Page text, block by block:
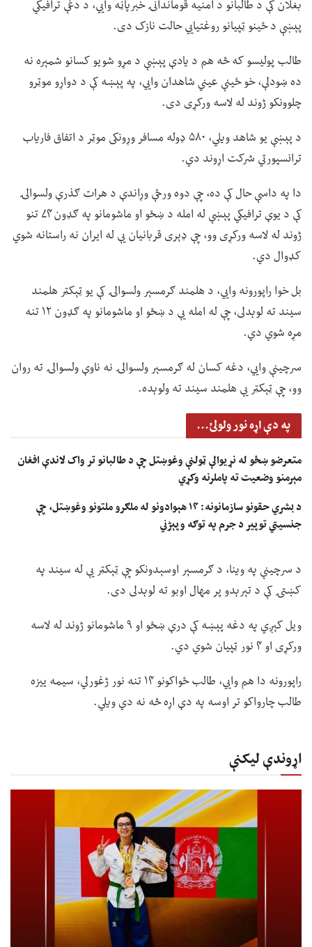
بغلان کې د طالبانو د امنیه قوماندانۍ خبرپاڼه وايي، د دغې ترافیکي
پېښې د ځینو ټپیانو روغتیايي حالت نازک دی.
طالب پولیسو که څه هم د یادې پېښې د مړو شویو کسانو شمېره نه
ده ښودلې، خو ځینې عیني شاهدان وايي، په پېښه کې د دواړو موټرو
چلوونکو ژوند له لاسه ورکړی دی.
د پېښې یو شاهد ویلي، ۵۸۰ ډوله مسافر وړونکی موټر د اتفاق فاریاب
ترانسپورتي شرکت اړوند دي.
دا په داسې حال کې ده، چې دوه ورځې وړاندې د هرات ګذرې ولسوالۍ
کې د یوې ترافیکي پېښې له امله د ښځو او ماشومانو په ګډون ۷۴ تنو
ژوند له لاسه ورکړی وو، چې ډېری قربانیان یې له ایران نه راستانه شوي
کډوال دي.
بل خوا راپورونه وايي، د هلمند ګرمسېر ولسوالۍ کې یو ټېکټر هلمند
سیند ته لوېدلی، چې له امله یې د ښځو او ماشومانو په ګډون ۱۲ تنه
مړه شوي دي.
سرچینې وايي، دغه کسان له ګرمسېر ولسوالۍ نه ناوې ولسوالۍ ته روان
وو، چې ټېکټر یې هلمند سیند ته ولوېده.
په دې اړه نور ولولئ...
متعرضو ښځو له نړیوالې ټولنې وغوښتل چې د طالبانو تر واک لاندې افغان
مېرمنو وضعیت ته پاملرنه وکړي
د بشري حقونو سازمانونه: ۱۴ هېوادونو له ملګرو ملتونو وغوښتل، چې
جنسیتي توپير د جرم په توګه وپېژني
د سرچینې په وینا، د ګرمسېر اوسېدونکو چې ټېکټر یې له سیند په
کښتۍ کې د تېرېدو پر مهال اوبو ته لوېدلی دی.
ویل کېږي په دغه پېښه کې درې ښځو او ۹ ماشومانو ژوند له لاسه
ورکړی او ۴ نور ټپیان شوي دي.
راپورونه دا هم وايي، طالب ځواکونو ۱۴ تنه نور ژغورلي، سیمه ییزه
طالب چارواکو تر اوسه په دې اړه څه نه دي ویلي.
اړوندې لیکنې